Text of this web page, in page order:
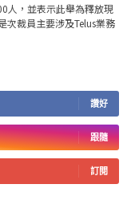
人，並表示此舉為釋放現
次裁員主要涉及Telus業務
讚好
跟隨
訂閱